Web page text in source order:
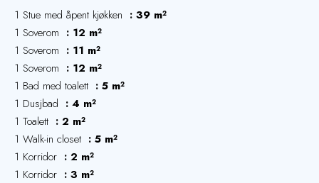
1 Stue med åpent kjøkken
39 m²
1 Soverom
12 m²
1 Soverom
11 m²
1 Soverom
12 m²
1 Bad med toalett
5 m²
1 Dusjbad
4 m²
1 Toalett
2 m²
1 Walk-in closet
5 m²
1 Korridor
2 m²
1 Korridor
3 m²